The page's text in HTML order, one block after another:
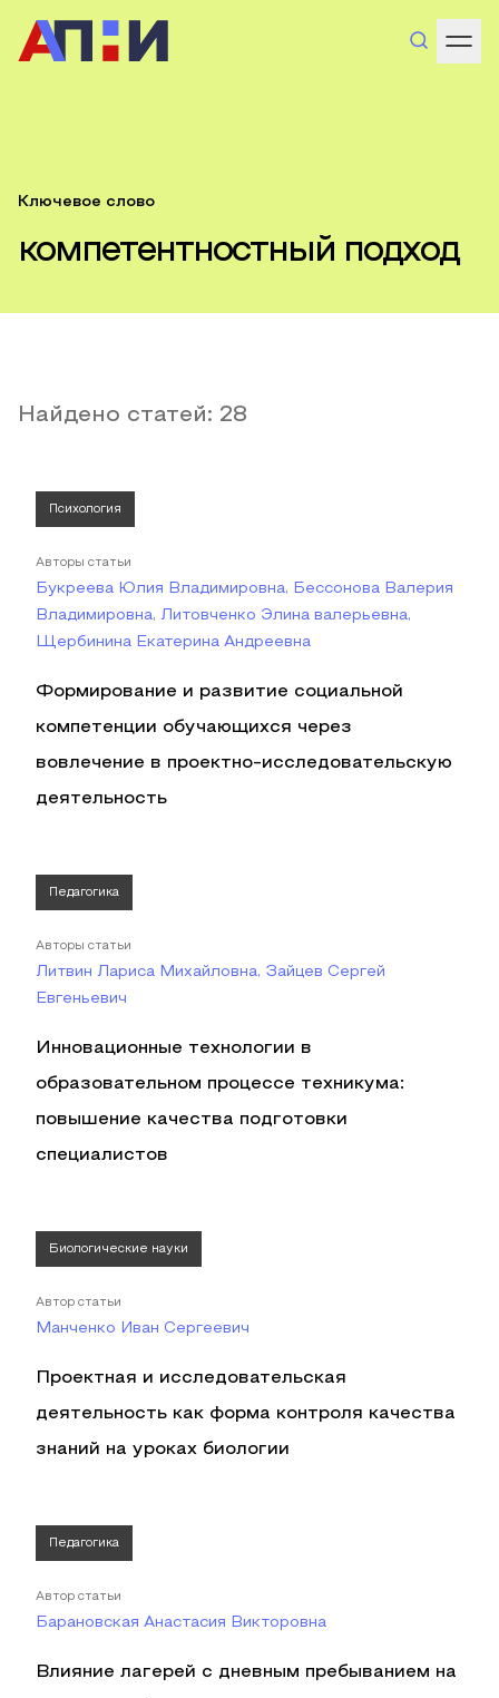
Ключевое слово
компетентностный подход
Найдено статей: 28
Психология
Авторы статьи
Букреева Юлия Владимировна, Бессонова Валерия
Владимировна, Литовченко Элина валерьевна,
Щербинина Екатерина Андреевна
Формирование и развитие социальной
компетенции обучающихся через
вовлечение в проектно-исследовательскую
деятельность
Педагогика
Авторы статьи
Литвин Лариса Михайловна, Зайцев Сергей
Евгеньевич
Инновационные технологии в
образовательном процессе техникума:
повышение качества подготовки
специалистов
Биологические науки
Автор статьи
Манченко Иван Сергеевич
Проектная и исследовательская
деятельность как форма контроля качества
знаний на уроках биологии
Педагогика
Автор статьи
Барановская Анастасия Викторовна
Влияние лагерей с дневным пребыванием на